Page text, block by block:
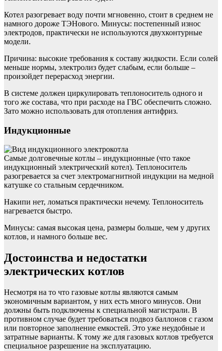
Котел разогревает воду почти мгновенно, стоит в среднем не
намного дороже ТЭНового. Минусы: постепенный износ
электродов, практически не используются двухконтурные
модели.
Причина: высокие требования к составу жидкости. Если солей
меньше нормы, электролиз будет слабым, если больше –
произойдет перерасход энергии.
В системе должен циркулировать теплоноситель одного и
того же состава, что при расходе на ГВС обеспечить сложно.
Зато можно использовать для отопления антифриз.
Индукционные
Самые долговечные котлы – индукционные (что такое
индукционный электрический котел). Теплоноситель
разогревается за счет электромагнитной индукции на медной
катушке со стальным сердечником.
Накипи нет, ломаться практически нечему. Теплоноситель
нагревается быстро.
Минусы: самая высокая цена, размеры больше, чем у других
котлов, и намного больше вес.
Достоинства и недостатки
электрических котлов
Несмотря на то что газовые котлы являются самым
экономичным вариантом, у них есть много минусов. Они
должны быть подключены к специальной магистрали. В
противном случае будет требоваться подвоз баллонов с газом
или повторное заполнение емкостей. Это уже неудобные и
затратные варианты. К тому же для газовых котлов требуется
специальное разрешение на эксплуатацию.